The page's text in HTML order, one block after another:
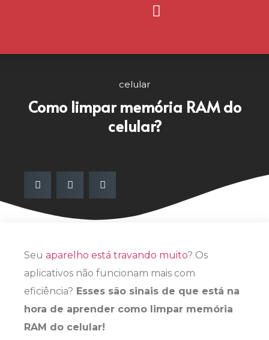
celular
Como limpar memória RAM do
celular?
Seu aparelho está travando muito? Os
aplicativos não funcionam mais com
eficiência? Esses são sinais de que está na
hora de aprender como limpar memória
RAM do celular!